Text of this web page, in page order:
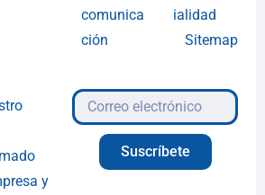
comunica
ción
ialidad
Sitemap
y
Suscríbete